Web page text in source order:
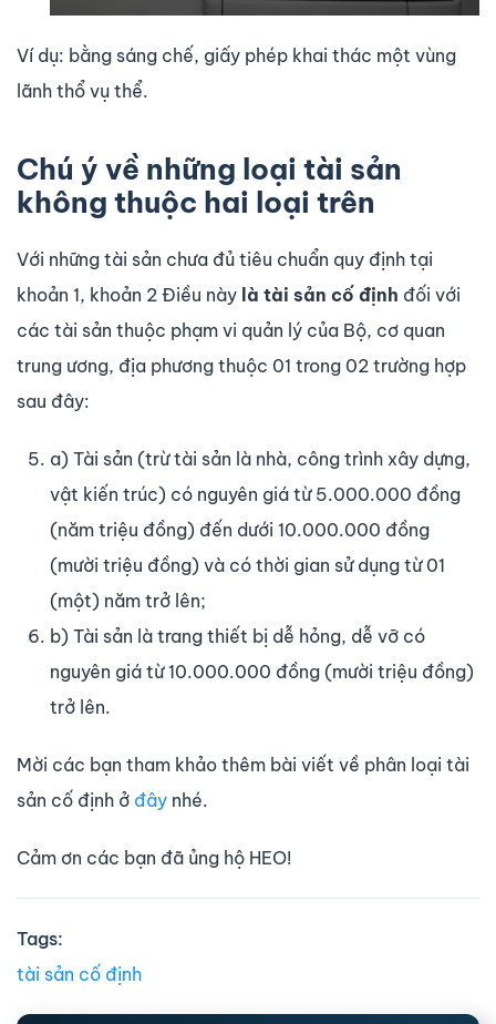
Ví dụ: bằng sáng chế, giấy phép khai thác một vùng
lãnh thổ vụ thể.
Chú ý về những loại tài sản
không thuộc hai loại trên
Với những tài sản chưa đủ tiêu chuẩn quy định tại
khoản 1, khoản 2 Điều này là tài sản cố định đối với
các tài sản thuộc phạm vi quản lý của Bộ, cơ quan
trung ương, địa phương thuộc 01 trong 02 trường hợp
sau đây:
a) Tài sản (trừ tài sản là nhà, công trình xây dựng,
vật kiến trúc) có nguyên giá từ 5.000.000 đồng
(năm triệu đồng) đến dưới 10.000.000 đồng
(mười triệu đồng) và có thời gian sử dụng từ 01
(một) năm trở lên;
b) Tài sản là trang thiết bị dễ hỏng, dễ vỡ có
nguyên giá từ 10.000.000 đồng (mười triệu đồng)
trở lên.
Mời các bạn tham khảo thêm bài viết về phân loại tài
sản cố định ở đây nhé.
Cảm ơn các bạn đã ủng hộ HEO!
Tags:
tài sản cố định